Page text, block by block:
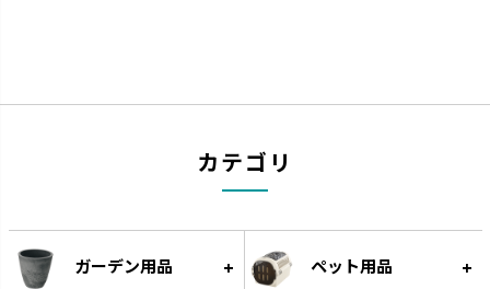
グルー
遊びながらフードをゆっくり食
べられる知遊玩具です。
カテゴリ
ガーデン用品 ペット用品